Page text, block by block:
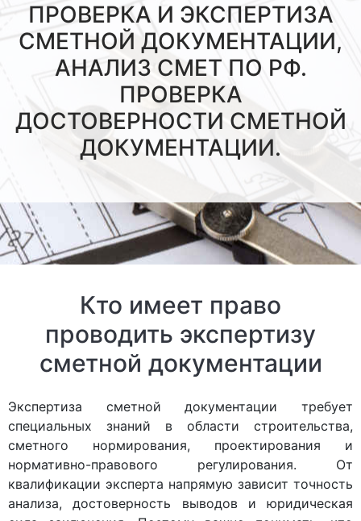
ПРОВЕРКА И ЭКСПЕРТИЗА
СМЕТНОЙ ДОКУМЕНТАЦИИ,
АНАЛИЗ СМЕТ ПО РФ.
ПРОВЕРКА
ДОСТОВЕРНОСТИ СМЕТНОЙ
ДОКУМЕНТАЦИИ.
Кто имеет право
проводить экспертизу
сметной документации
Экспертиза сметной документации требует
специальных знаний в области строительства,
сметного нормирования, проектирования и
нормативно-правового регулирования. От
квалификации эксперта напрямую зависит точность
анализа, достоверность выводов и юридическая